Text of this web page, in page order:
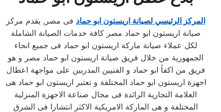
المركز الرئيسي لصيانة اريستون ابو حماد فى مصر, يقدم مركز
صيانة اريستون ابو حماد مصر كافة خدمات الصيانة الشاملة
لكل عملاء صيانة ماركة اريستون ابو حماد فى جميع انحاء
الجمهورية من خلال فريق صيانة اريستون ابو حماد مصر و هو
فريق من اكفأ ابو حماد و الفنيين المدربين على مواجهة اعطال
اجهزة اريستون ابو حماد المختلفة و تعتبر اريستون ابو حماد هى
العلامة التجارية الرائدة فى مجال صناعة الاجهزة المنزلية
المختلفة و هى الماركة الامريكية الاكثر انتشارا فى الشرق